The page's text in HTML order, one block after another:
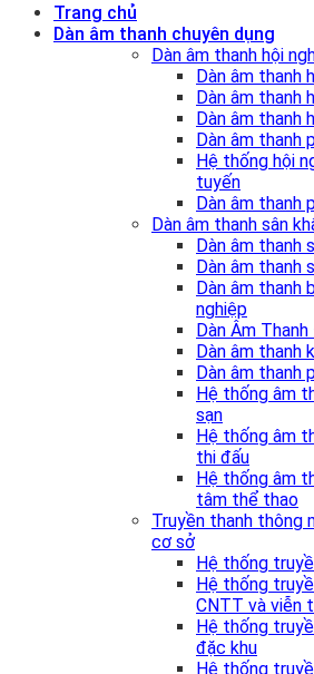
Trang chủ
Dàn âm thanh chuyên dụng
Dàn âm thanh hội
Dàn âm thanh
Dàn âm thanh
Dàn âm thanh
Dàn âm thanh
Hệ thống hội
tuyến
Dàn âm thanh
Dàn âm thanh sân
Dàn âm thanh
Dàn âm thanh
Dàn âm thanh
nghiệp
Dàn Âm
Dàn âm thanh
Dàn âm thanh
Hệ thống âm
sạn
Hệ thống âm
thi đấu
Hệ thống âm
tâm thể thao
Truyền thanh thông
cơ sở
Hệ thống
Hệ thống
CNTT và viễn
Hệ thống
đặc khu
Hệ thống